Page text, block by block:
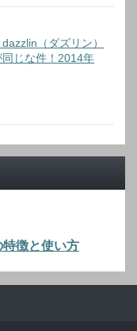
（ダズリン）
じな件！2014年
特徴と使い方